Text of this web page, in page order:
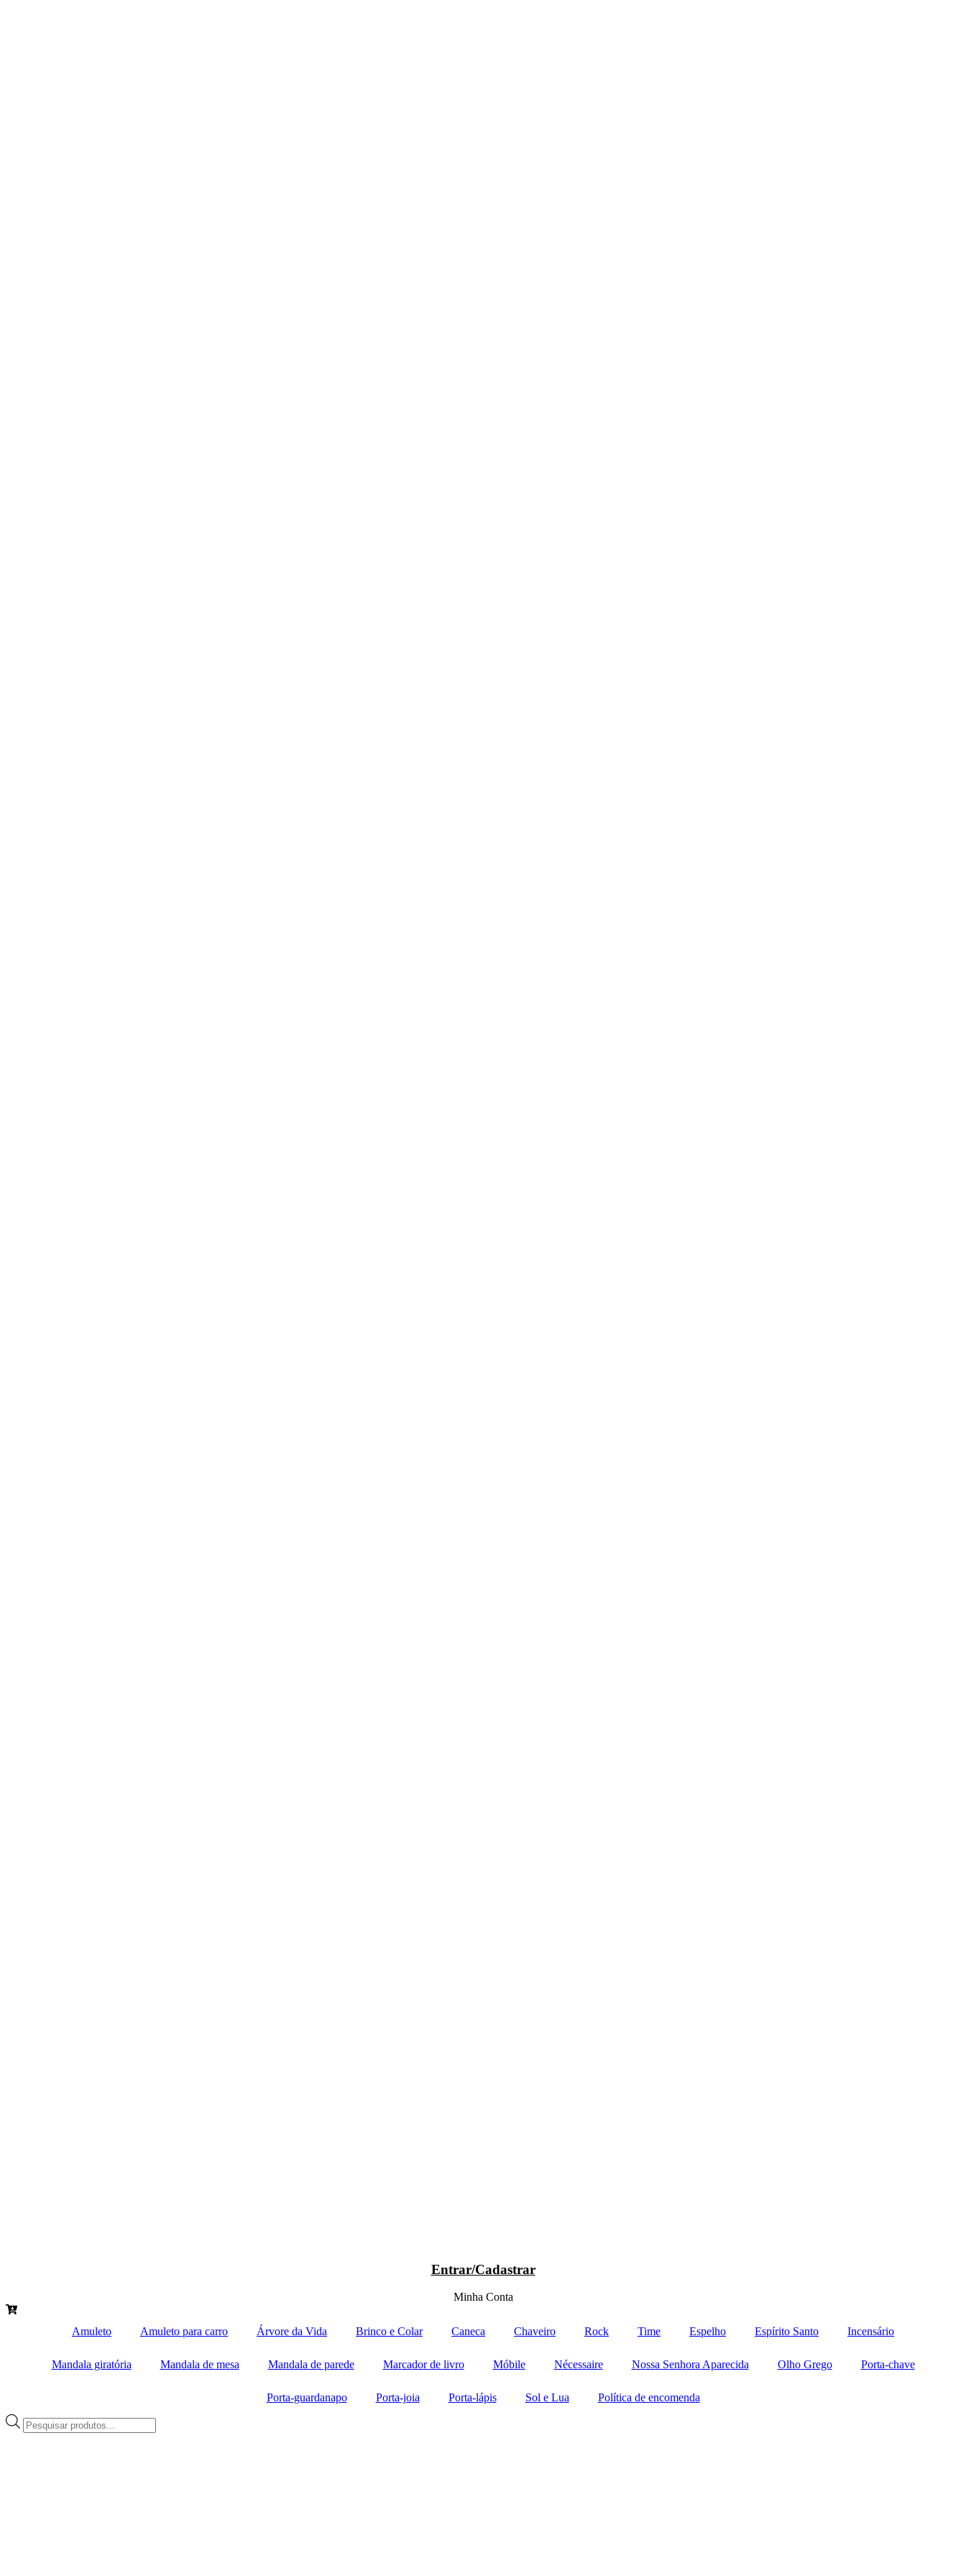
Entrar/Cadastrar
Minha Conta
Amuleto Amuleto para carro Árvore da Vida Brinco e Colar Caneca Chaveiro Rock Time Espelho Espírito Santo Incensário
Mandala giratória Mandala de mesa Mandala de parede Marcador de livro Móbile Nécessaire Nossa Senhora Aparecida Olho Grego Porta-chave
Porta-guardanapo Porta-joia Porta-lápis Sol e Lua
Política de encomenda
Pesquisar
produtos